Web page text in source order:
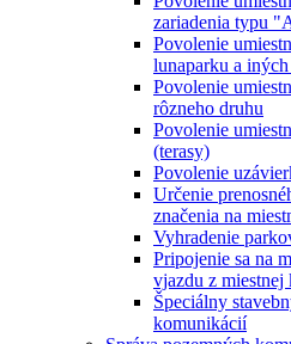
zariadenia typu
Povolenie
lunaparku a
Povolenie
rôzneho druhu
Povolenie
(terasy)
Povolenie
Určenie
značenia na
Vyhradenie
Pripojenie sa na
vjazdu z miestnej
Špeciálny
komunikácií